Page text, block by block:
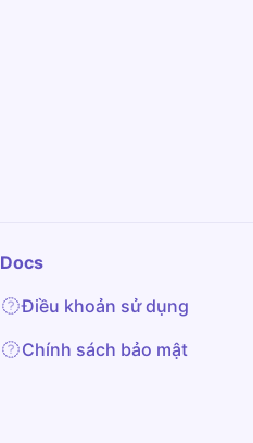
Docs
Điều khoản sử dụng
Chính sách bảo mật